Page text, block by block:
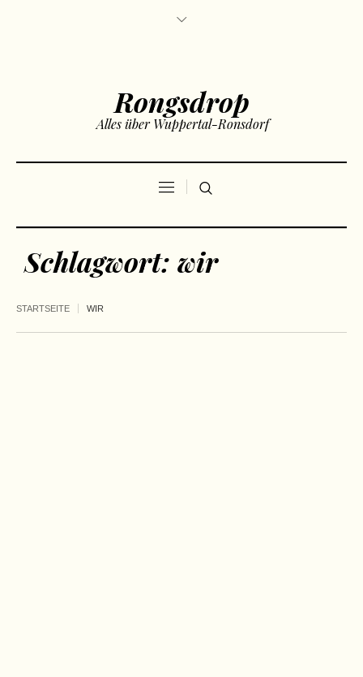
Rongsdrop
Alles über Wuppertal-Ronsdorf
Schlagwort: wir
STARTSEITE WIR